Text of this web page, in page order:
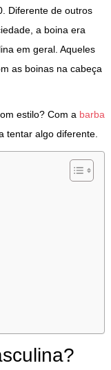
Diferente de outros
a boina era
em geral. Aqueles
as boinas na cabeça
estilo? Com a barba
tentar algo diferente.